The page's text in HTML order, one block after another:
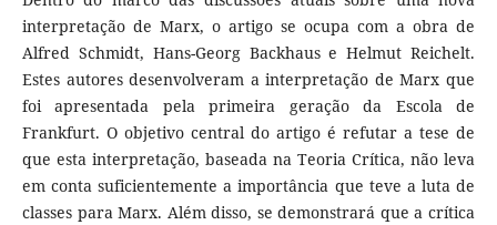
interpretação de Marx, o artigo se ocupa com a obra de
Alfred Schmidt, Hans-Georg Backhaus e Helmut Reichelt.
Estes autores desenvolveram a interpretação de Marx que
foi apresentada pela primeira geração da Escola de
Frankfurt. O objetivo central do artigo é refutar a tese de
que esta interpretação, baseada na Teoria Crítica, não leva
em conta suficientemente a importância que teve a luta de
classes para Marx. Além disso, se demonstrará que a crítica